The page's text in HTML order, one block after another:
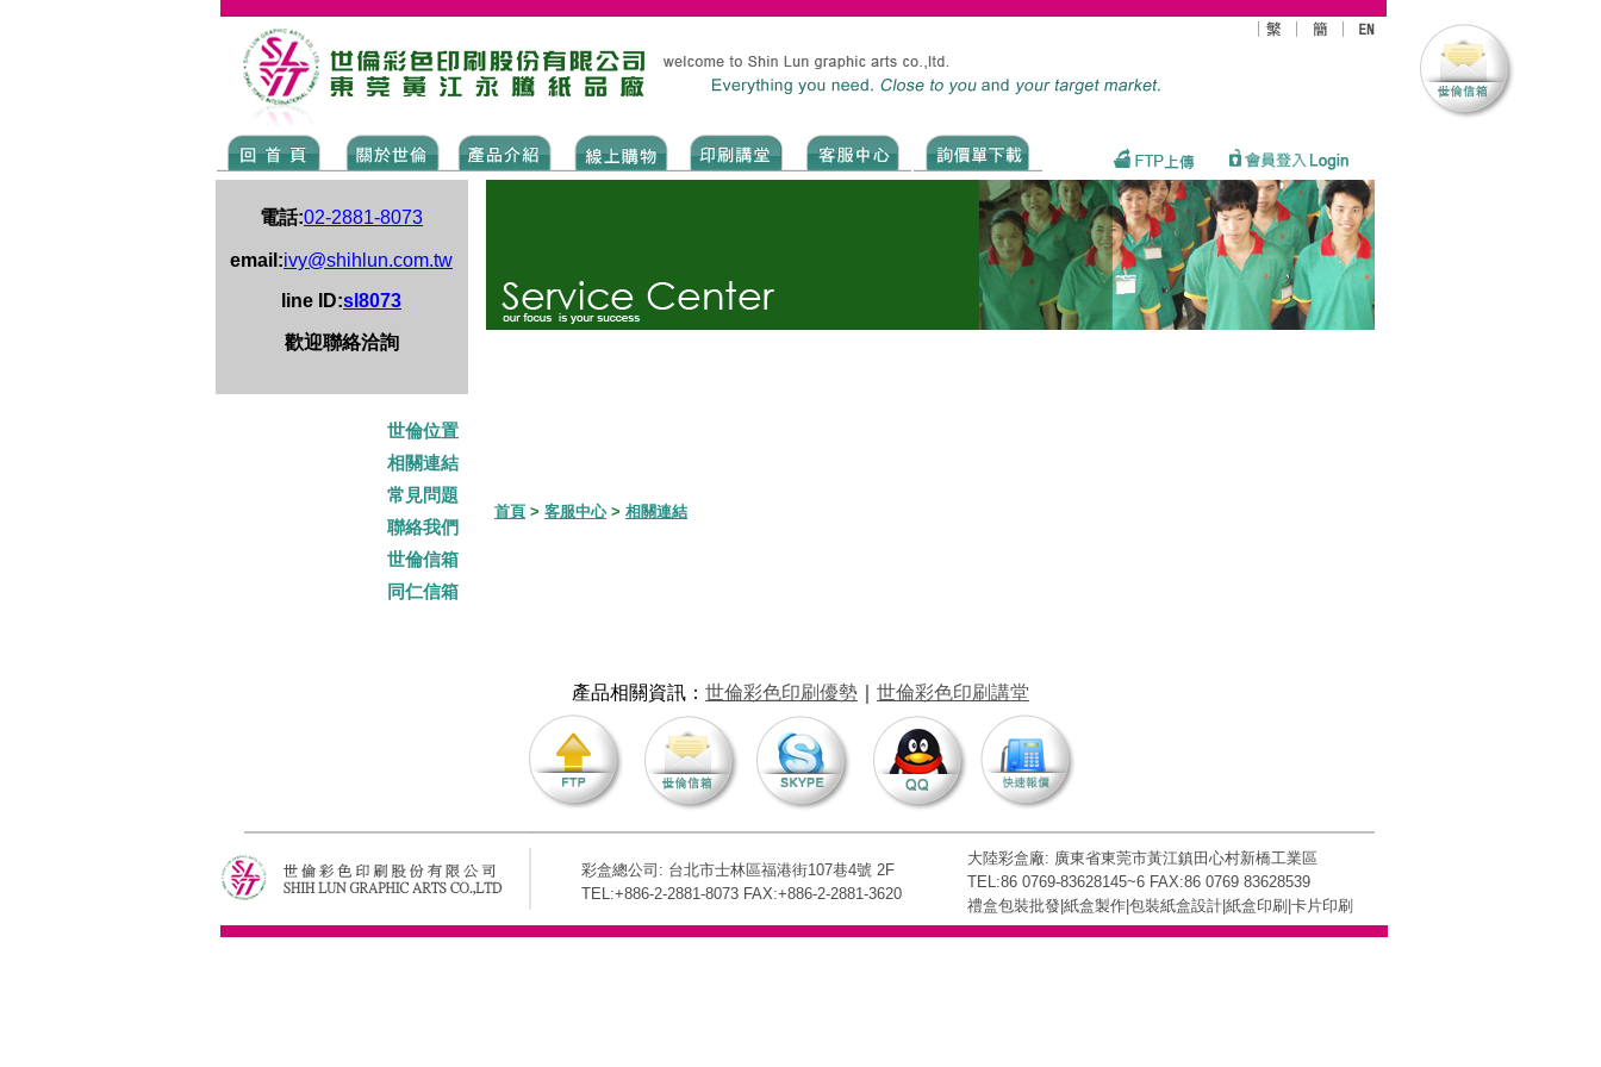
電話:02-2881-8073
email:ivy@shihlun.com.tw
line ID:sl8073
歡迎聯絡洽詢
世倫位置
相關連結
常見問題
聯絡我們
世倫信箱
同仁信箱
首頁 > 客服中心> 相關連結
產品相關資訊 ： 世倫彩色印刷優勢 世倫彩色印刷講堂
彩盒總公司: 台北市士林區福港街107巷4號 2F
TEL:+886-2-2881-8073 FAX:+886-2-2881-3620
大陸彩盒廠: 廣東省東莞市黃江鎮田心村新橋工業區
TEL:86 0769-83628145~6 FAX:86 0769 83628539
禮盒包裝批發|紙盒製作|包裝紙盒設計| 紙盒印刷 |卡片印刷